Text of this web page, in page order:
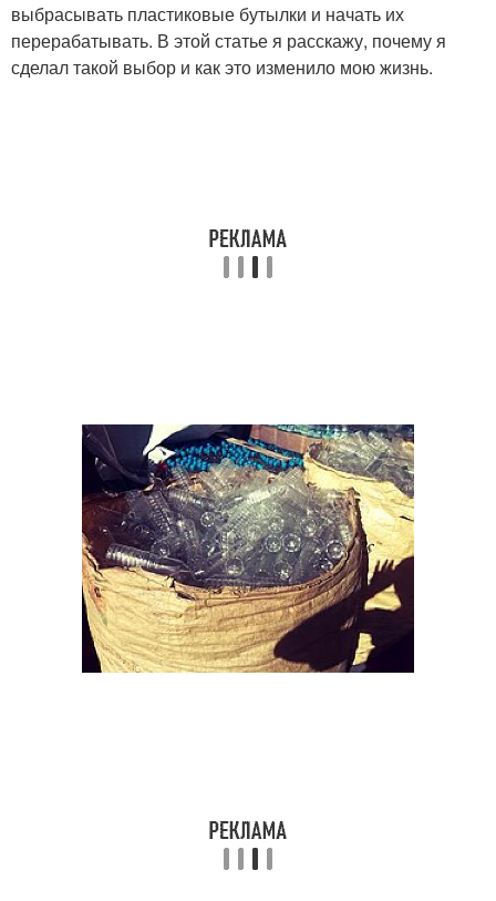
выбрасывать пластиковые бутылки и начать их
перерабатывать. В этой статье я расскажу, почему я
сделал такой выбор и как это изменило мою жизнь.